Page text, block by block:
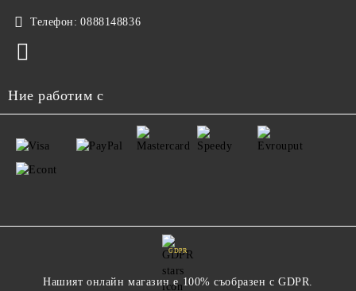
Телефон: 0888148836
Ние работим с
GDPR
Нашият онлайн магазин е 100% съобразен с GDPR.